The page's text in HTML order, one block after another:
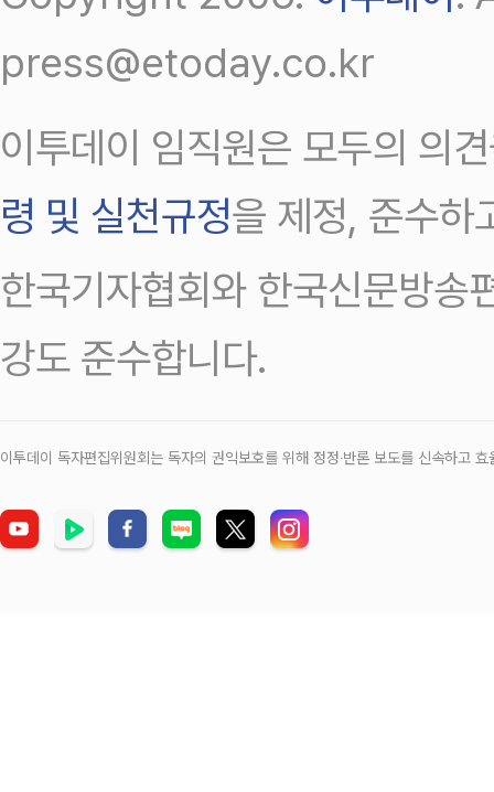
press@etoday.co.kr
이투데이 임직원은 모두의 의
령 및 실천규정을 제정, 준수하
한국기자협회와 한국신문방송
강도 준수합니다.
이투데이 독자편집위원회는 독자의 권익보호를 위해 정정‧반론 보도를 신속하고